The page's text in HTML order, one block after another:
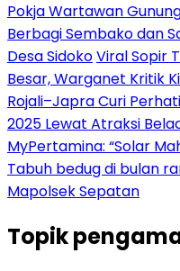
Pokja Wartawan
Berbagi Sembako dan
Desa SidokoViral Sopir
Besar, Warganet Kritik
Rojali–Japra Curi
2025 Lewat Atraksi
MyPertamina: “Solar
Tabuh bedug di bulan
Mapolsek Sepatan
Topik